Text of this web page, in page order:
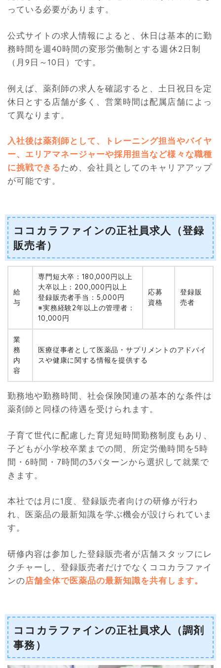
っている必要があります。
公式サイトの求人情報によると、休日は基本的に勤
務時間を週40時間の変形労働制とする週休2日制
（月9日～10日）です。
例えば、薬剤師の求人を確認すると、土日祝日を定
休日とする店舗が多く、営業時間は配属店舗によっ
て異なります。
入社後は薬剤師として、トレーニング担当やバイヤ
ー、エリアマネージャーや採用担当など様々な職種
に挑戦できるため、会社員としてのキャリアアップ
が可能です。
ココカラファインの正社員求人（登録
販売者）
給
与
専門短大卒：180,000円以上
大卒以上：200,000円以上
登録販売者手当：5,000円
※実務経験2年以上の管理者：
10,000円
応募
資格
登録販
売者
業
務
内
容
医療従事者として医薬品・サプリメントのアドバイ
スや健康に関する情報を提供する
勤務地や勤務時間、社会保険関連の基本的な条件は
薬剤師と同様の待遇を受けられます。
子育て世代に配慮した育児短時間勤務制度もあり、
子どもが小学校卒業までの間、所定労働時間を5時
間・6時間・7時間の3パターンから選択して就業で
きます。
本社では月に1度、登録販売者向けの研修が行わ
れ、医薬品の最新知識を学ぶ機会が設けられていま
す。
研修内容は参加した登録販売者が店舗スタッフにレ
クチャーし、登録販売者だけでなくココカラファイ
ンの店舗全体で医薬品の最新知識を共有します。
ココカラファインの正社員求人（調剤
事務）